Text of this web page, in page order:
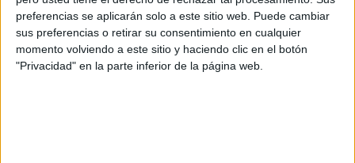
preferencias se aplicarán solo a este sitio web. Puede cambiar
sus preferencias o retirar su consentimiento en cualquier
momento volviendo a este sitio y haciendo clic en el botón
"Privacidad" en la parte inferior de la página web.
programado un traslado el próximo viernes por asuntos
laboralesal vecino país, siguiendo las instrucciones que
da la Dirección General de Tráfico, hizo la respectiva
solicitud el día martes 2 de mayo con la intención de